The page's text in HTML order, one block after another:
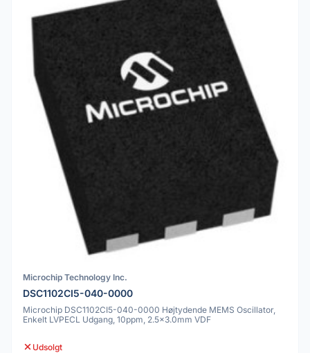
Microchip Technology Inc.
DSC1102CI5-040-0000
Microchip DSC1102CI5-040-0000 Højtydende MEMS Oscillator,
Enkelt LVPECL Udgang, 10ppm, 2.5x3.0mm VDF
Udsolgt